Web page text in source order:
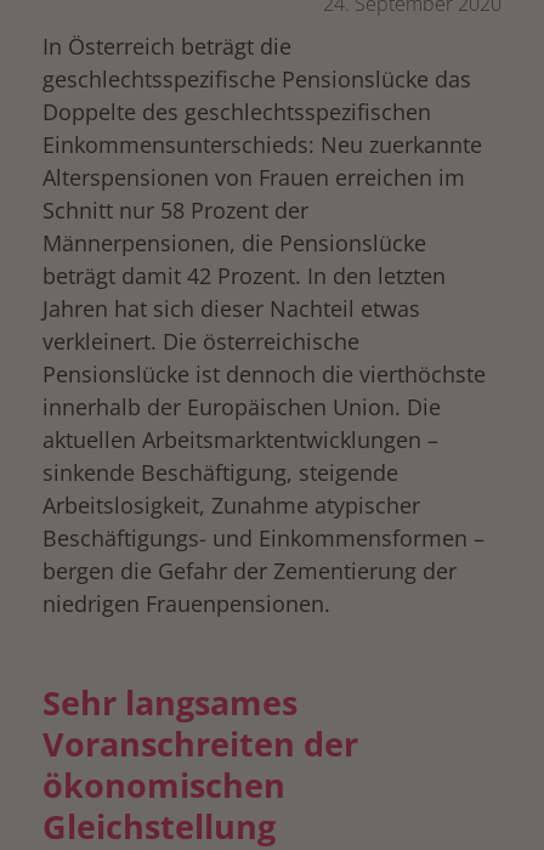
In Österreich beträgt die
geschlechtsspezifische Pensionslücke das
Doppelte des geschlechtsspezifischen
Einkommensunterschieds: Neu zuerkannte
Alterspensionen von Frauen erreichen im
Schnitt nur 58 Prozent der
Männerpensionen, die Pensionslücke
beträgt damit 42 Prozent. In den letzten
Jahren hat sich dieser Nachteil etwas
verkleinert. Die österreichische
Pensionslücke ist dennoch die vierthöchste
innerhalb der Europäischen Union. Die
aktuellen Arbeitsmarktentwicklungen –
sinkende Beschäftigung, steigende
Arbeitslosigkeit, Zunahme atypischer
Beschäftigungs- und Einkommensformen –
bergen die Gefahr der Zementierung der
niedrigen Frauenpensionen.
Sehr langsames
Voranschreiten der
ökonomischen
Gleichstellung